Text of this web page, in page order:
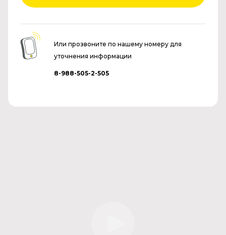
Или прозвоните по нашему номеру для
уточнения информации
8-988-505-2-505